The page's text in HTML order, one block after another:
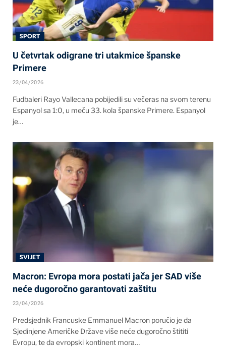
SPORT
U četvrtak odigrane tri utakmice španske
Primere
23/04/2026
Fudbaleri Rayo Vallecana pobijedili su večeras na svom terenu
Espanyol sa 1:0, u meču 33. kola španske Primere. Espanyol
je…
SVIJET
Macron: Evropa mora postati jača jer SAD više
neće dugoročno garantovati zaštitu
23/04/2026
Predsjednik Francuske Emmanuel Macron poručio je da
Sjedinjene Američke Države više neće dugoročno štititi
Evropu, te da evropski kontinent mora…